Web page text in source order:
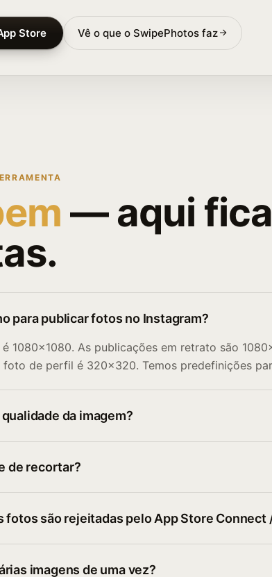
Store Vê o que o SwipePhotos faz
— aqui
para publicar fotos no Instagram?
1080×1080. As publicações em retrato são
foto de perfil é 320×320. Temos predefinições
da imagem?
de recortar?
fotos são rejeitadas pelo App Store
imagens de uma vez?